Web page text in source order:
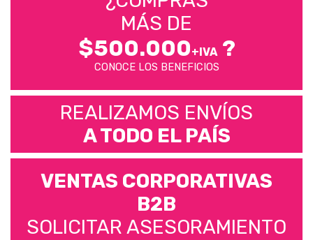
MÁS DE
$500.000+IVA?
CONOCE LOS BENEFICIOS
REALIZAMOS ENVÍOS
A TODO EL PAÍS
VENTAS CORPORATIVAS
B2B
SOLICITAR ASESORAMIENTO